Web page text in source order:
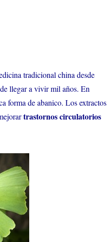
tradicional china desde
llegar a vivir mil años. En
forma de abanico. Los extractos
trastornos circulatorios